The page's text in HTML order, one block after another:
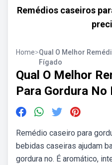
Remédios caseiros
Home>Qual O Melhor
Fígado
Qual O Melhor
Para Gordura No
Remédio caseiro para
bebidas caseiras ajudam
gordura no. É aromático,